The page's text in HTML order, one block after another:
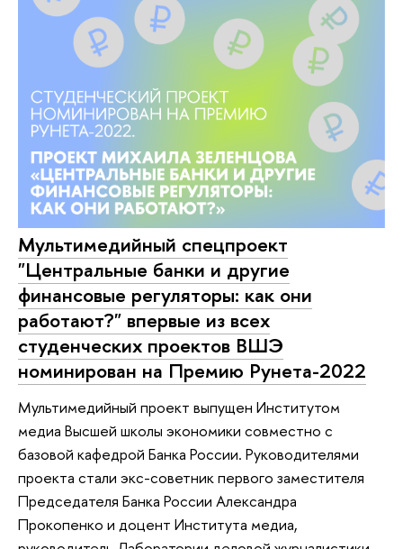
Мультимедийный спецпроект
"Центральные банки и другие
финансовые регуляторы: как они
работают?" впервые из всех
студенческих проектов ВШЭ
номинирован на Премию Рунета-2022
Мультимедийный проект выпущен Институтом
медиа Высшей школы экономики совместно с
базовой кафедрой Банка России. Руководителями
проекта стали экс-советник первого заместителя
Председателя Банка России Александра
Прокопенко и доцент Института медиа,